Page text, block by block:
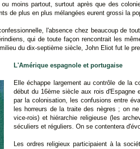
moins partout, surtout après que des
de plus en plus mélangées eurent grossi la
l'absence chez beaucoup de
qui de toute façon rencontrait les
du dix-septième siècle, John Eliot fut le
L'Amérique espagnole et portugaise
Elle échappe largement au contrôle de la
début du 16ème siècle aux rois
par la colonisation, les confusions entre
les horreurs de la traite des nègres ; on
vice-rois) et hiérarchie religieuse (les
séculiers et réguliers. On se contentera
Les ordres religieux participaient à la